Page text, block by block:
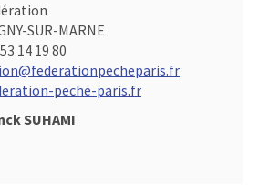
SUR-MARNE
14 19 80
peche-paris.fr
SUHAMI